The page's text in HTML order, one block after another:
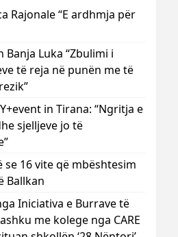
Rajonale “E ardhmja për
Banja Luka “Zbulimi i
të reja në punën me të
in Tirana: “Ngritja e
sjelljeve jo të
se 16 vite që mbështesim
Ballkan
Iniciativa e Burrave të
me kolege nga CARE